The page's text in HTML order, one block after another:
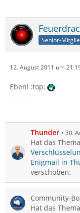
Senior-
12. August 2011 um
Eben! :top:
Thunder 30.
Hat das
Enigmail in
verschoben.
Community-
Hat das